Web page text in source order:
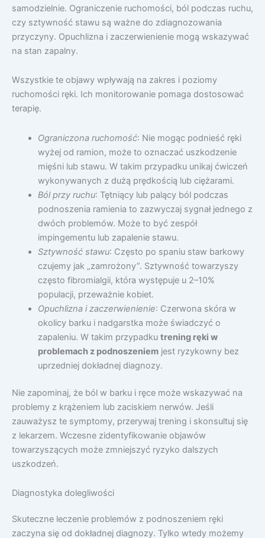
samodzielnie. Ograniczenie ruchomości, ból podczas ruchu,
czy sztywność stawu są ważne do zdiagnozowania
przyczyny. Opuchlizna i zaczerwienienie mogą wskazywać
na stan zapalny.
Wszystkie te objawy wpływają na zakres i poziomy
ruchomości ręki. Ich monitorowanie pomaga dostosować
terapię.
Ograniczona ruchomość: Nie mogąc podnieść ręki
wyżej od ramion, może to oznaczać uszkodzenie
mięśni lub stawu. W takim przypadku unikaj ćwiczeń
wykonywanych z dużą prędkością lub ciężarami.
Ból przy ruchu: Tętniący lub palący ból podczas
podnoszenia ramienia to zazwyczaj sygnał jednego z
dwóch problemów. Może to być zespół
impingementu lub zapalenie stawu.
Sztywność stawu: Często po spaniu staw barkowy
czujemy jak „zamrożony”. Sztywność towarzyszy
często fibromialgii, która występuje u 2–10%
populacji, przeważnie kobiet.
Opuchlizna i zaczerwienienie: Czerwona skóra w
okolicy barku i nadgarstka może świadczyć o
zapaleniu. W takim przypadku trening ręki w
problemach z podnoszeniemjest ryzykowny bez
uprzedniej dokładnej diagnozy.
Nie zapominaj, że ból w barku i ręce może wskazywać na
problemy z krążeniem lub zaciskiem nerwów. Jeśli
zauważysz te symptomy, przerywaj trening i skonsultuj się
z lekarzem. Wczesne zidentyfikowanie objawów
towarzyszących może zmniejszyć ryzyko dalszych
uszkodzeń.
Diagnostyka dolegliwości
Skuteczne leczenie problemów z podnoszeniem ręki
zaczyna się od dokładnej diagnozy. Tylko wtedy możemy